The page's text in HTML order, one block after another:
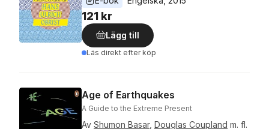
121 kr
Lägg till
Läs direkt efter köp
Age of Earthquakes
A Guide to the Extreme Present
Av Shumon Basar, Douglas Coupland m. fl.